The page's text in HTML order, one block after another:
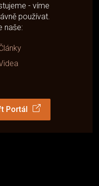
- víme
používat.
naše:
Portál